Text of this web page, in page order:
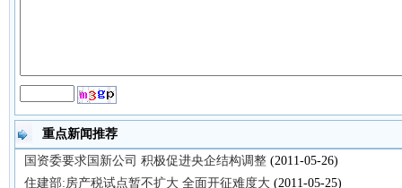
重点新闻推荐
国资委要求国新公司 积极促进央企结构调整 (2011-05-26)
住建部:房产税试点暂不扩大 全面开征难度大 (2011-05-25)